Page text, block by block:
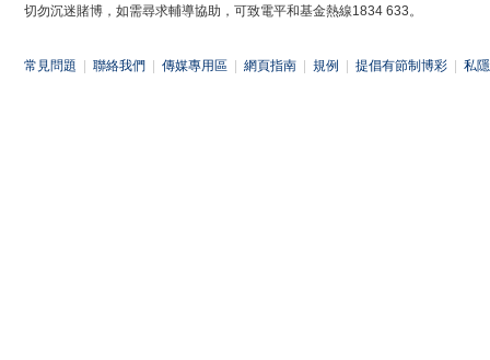
切勿沉迷賭博，如需尋求輔導協助，可致電平和基金熱線1834 633。
常見問題 聯絡我們 傳媒專用區 網頁指南 規例 提倡有節制博彩 私